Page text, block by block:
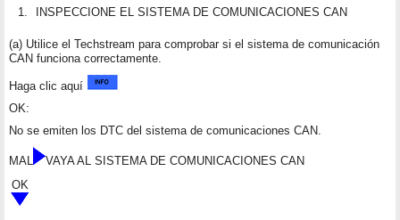
1. INSPECCIONE EL SISTEMA DE COMUNICACIONES CAN
(a) Utilice el Techstream para comprobar si el sistema de comunicación
CAN funciona correctamente.
Haga clic aquí
OK:
No se emiten los DTC del sistema de comunicaciones CAN.
MAL
VAYA AL SISTEMA DE COMUNICACIONES CAN
OK